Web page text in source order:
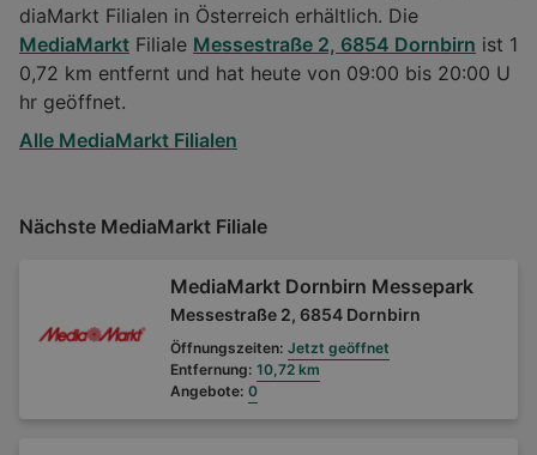
diaMarkt Filialen in Österreich erhältlich. Die
MediaMarkt Filiale Messestraße 2, 6854 Dornbirn ist 1
0,72 km entfernt und hat heute von 09:00 bis 20:00 U
hr geöffnet.
Alle MediaMarkt Filialen
Nächste MediaMarkt Filiale
MediaMarkt Dornbirn Messepark
Messestraße 2, 6854 Dornbirn
Öffnungszeiten: Jetzt geöffnet
Entfernung: 10,72 km
Angebote: 0